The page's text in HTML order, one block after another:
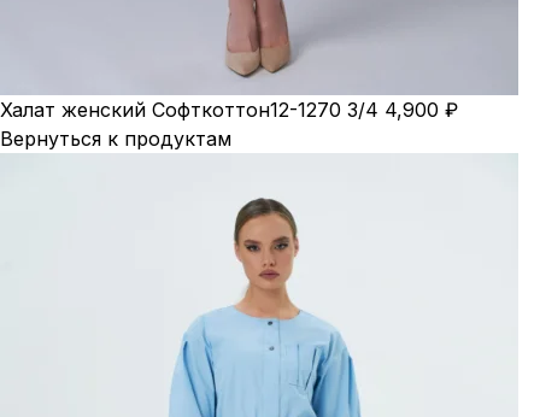
Халат женский Софткоттон12-1270 3/4 4,900 ₽
Вернуться к продуктам